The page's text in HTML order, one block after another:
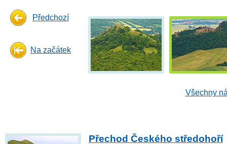
Předchozí
Na začátek
Všechny
Přechod Českého středohoří